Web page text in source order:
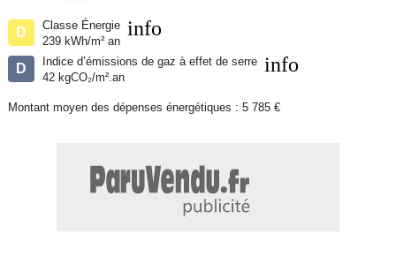
Réseau Immobilier CAPIFRANCE - Votre agent commercial (RSAC
N°851 485 938 - Greffe de MENDE) Bianca TIREFORT
Entrepreneur Individuel - Réf.926587
Nom du négociateur : TIREFORT Bianca
D
Classe Énergie
239 kWh/m² an
info
D
Indice d’émissions de gaz à effet de serre
42 kgCO₂/m².an
info
Montant moyen des dépenses énergétiques : 5 785 €